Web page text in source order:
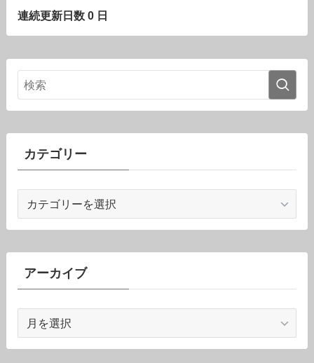
連続更新日数 0 日
カテゴリー
ゴ
リ
ーアーカイブ
カ